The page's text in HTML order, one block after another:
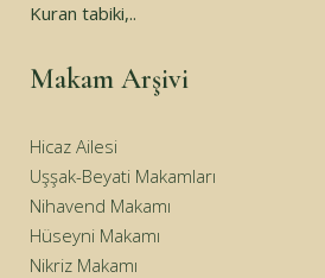
Kuran tabiki,..
Makam Arşivi
Hicaz Ailesi
Uşşak-Beyati Makamları
Nihavend Makamı
Hüseyni Makamı
Nikriz Makamı